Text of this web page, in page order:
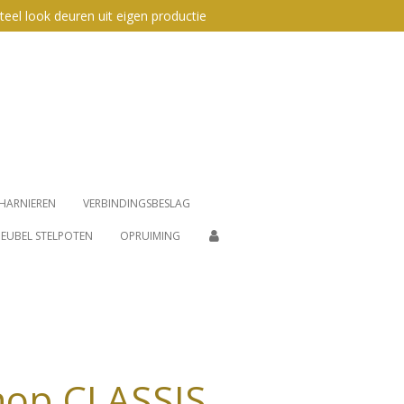
look deuren uit eigen productie
VERBINDINGSBESLAG
STELPOTEN OPRUIMING